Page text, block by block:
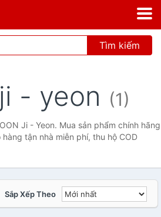
Tìm kiếm
- yeon (1)
Ji - Yeon. Mua sản phẩm chính hãng
tận nhà miễn phí, thu hộ COD
Sắp Xếp Theo